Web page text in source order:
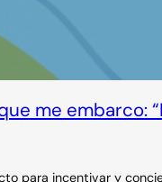
me embarco:
para incentivar y